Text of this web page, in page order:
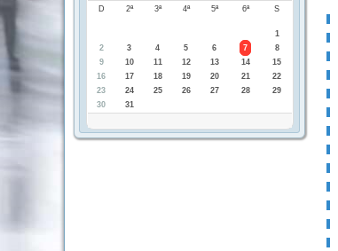
D 2ª 3ª 4ª 5ª 6ª S
1
2
3 4 5 6 7
8
9
10 11 12 13 14
15
16
17 18 19 20 21
22
23
24 25 26 27 28
29
30
31